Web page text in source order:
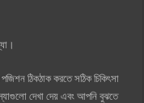
ঠিকঠাক করতে সঠিক চিকিৎসা
দেখা দেয় এবং আপনি বুঝতে